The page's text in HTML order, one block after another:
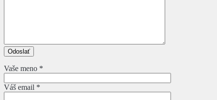
Vaše meno *
Váš email *